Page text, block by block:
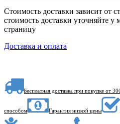
Стоимость доставки зависит от
стоимость доставки уточняйте у
страницу
Доставка и оплата
Бесплатная доставка при покупке от
способом Гарантия низкой цены